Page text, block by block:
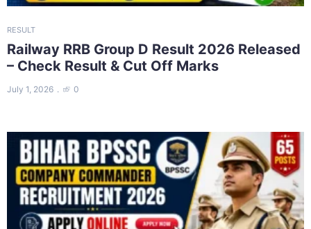
RESULT
Railway RRB Group D Result 2026 Released
– Check Result & Cut Off Marks
July 1, 2026 0